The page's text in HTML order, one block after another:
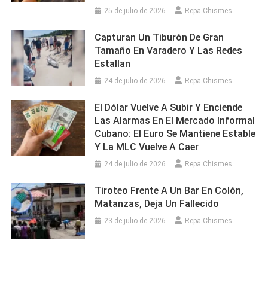
25 de julio de 2026 Repa Chismes
Capturan Un Tiburón De Gran
Tamaño En Varadero Y Las Redes
Estallan
24 de julio de 2026 Repa Chismes
El Dólar Vuelve A Subir Y Enciende
Las Alarmas En El Mercado Informal
Cubano: El Euro Se Mantiene Estable
Y La MLC Vuelve A Caer
24 de julio de 2026 Repa Chismes
Tiroteo Frente A Un Bar En Colón,
Matanzas, Deja Un Fallecido
23 de julio de 2026 Repa Chismes